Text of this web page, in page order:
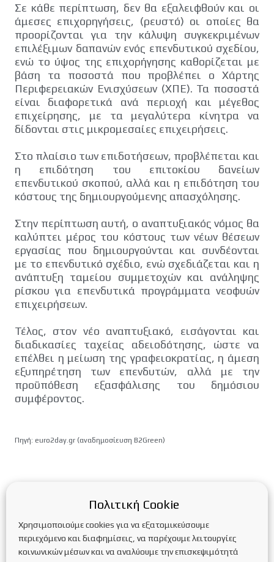
New extension of the deadline for submitting funding
applications in the “STORAGE SYSTEMS IN BUSINESS”
program
Σε κάθε περίπτωση, δεν θα εξαλειφθούν και οι
άμεσες επιχορηγήσεις, (ρευστό) οι οποίες θα
προορίζονται για την κάλυψη συγκεκριμένων
επιλέξιμων δαπανών ενός επενδυτικού σχεδίου,
ενώ το ύψος της επιχορήγησης καθορίζεται με
βάση τα ποσοστά που προβλέπει ο Χάρτης
Περιφερειακών Ενισχύσεων (ΧΠΕ). Τα ποσοστά
είναι διαφορετικά ανά περιοχή και μέγεθος
επιχείρησης, με τα μεγαλύτερα κίνητρα να
δίδονται στις μικρομεσαίες επιχειρήσεις.
Στο πλαίσιο των επιδοτήσεων, προβλέπεται και
η επιδότηση του επιτοκίου δανείων
επενδυτικού σκοπού, αλλά και η επιδότηση του
κόστους της δημιουργούμενης απασχόλησης.
Στην περίπτωση αυτή, ο αναπτυξιακός νόμος θα
καλύπτει μέρος του κόστους των νέων θέσεων
εργασίας που δημιουργούνται και συνδέονται
με το επενδυτικό σχέδιο, ενώ σχεδιάζεται και η
ανάπτυξη ταμείου συμμετοχών και ανάληψης
ρίσκου για επενδυτικά προγράμματα νεοφυών
επιχειρήσεων.
Τέλος, στον νέο αναπτυξιακό, εισάγονται και
διαδικασίες ταχείας αδειοδότησης, ώστε να
επέλθει η μείωση της γραφειοκρατίας, η άμεση
εξυπηρέτηση των επενδυτών, αλλά με την
προϋπόθεση εξασφάλισης του δημόσιου
συμφέροντος.
Πηγή: euro2day.gr (αναδημοσίευση B2Green)
Πολιτική Cookie
Χρησιμοποιούμε cookies για να εξατομικεύσουμε
περιεχόμενο και διαφημίσεις, να παρέχουμε λειτουργίες
κοινωνικών μέσων και να αναλύουμε την επισκεψιμότητά